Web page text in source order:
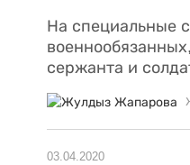
На специальные
сержанта и
03.04.2020